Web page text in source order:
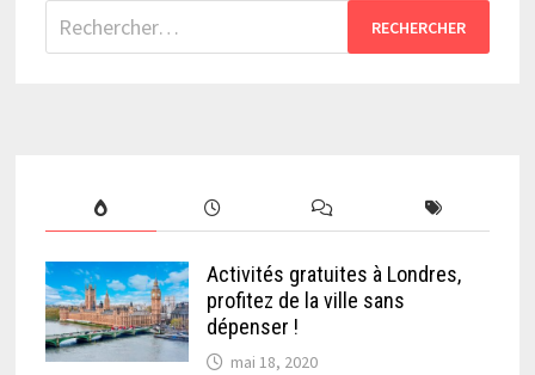
Rechercher :
Activités gratuites à Londres,
profitez de la ville sans
dépenser !
mai 18, 2020